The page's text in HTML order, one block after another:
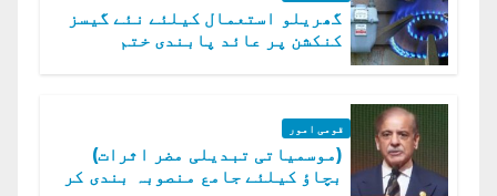
گھریلو استعمال کیلئے نئے گیسز
کنکشن پر عائد پابندی ختم
قومی امور
(موسمیاتی تبدیلی مضر اثرات)
بچاؤ کیلئے جامع منصوبہ بندی کر